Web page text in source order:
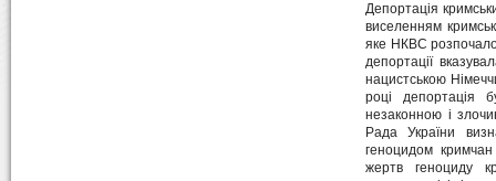
Депортація
виселенням
яке НКВС
депортації
нацистською
році
незаконною і
Рада України
геноцидом
жертв геноциду